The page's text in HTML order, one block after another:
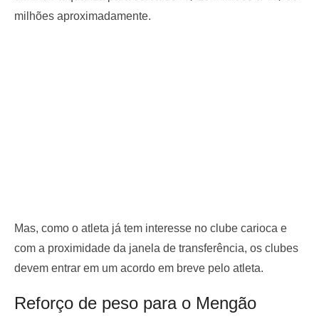
milhões aproximadamente.
Mas, como o atleta já tem interesse no clube carioca e
com a proximidade da janela de transferência, os clubes
devem entrar em um acordo em breve pelo atleta.
Reforço de peso para o Mengão